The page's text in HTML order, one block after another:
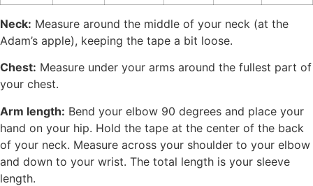
Neck: Measure around the middle of your neck (at the
Adam’s apple), keeping the tape a bit loose.
Chest: Measure under your arms around the fullest part of
your chest.
Arm length: Bend your elbow 90 degrees and place your
hand on your hip. Hold the tape at the center of the back
of your neck. Measure across your shoulder to your elbow
and down to your wrist. The total length is your sleeve
length.